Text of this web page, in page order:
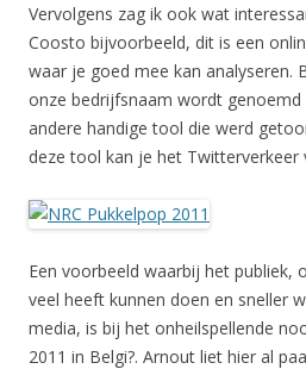
Vervolgens zag ik ook wat
Coosto bijvoorbeeld, dit is een
waar je goed mee kan analyseren.
onze bedrijfsnaam wordt genoemd
andere handige tool die werd
deze tool kan je het Twitterverkeer
Een voorbeeld waarbij het publiek,
veel heeft kunnen doen en sneller
media, is bij het onheilspellende
2011 in Belgi?. Arnout liet hier al